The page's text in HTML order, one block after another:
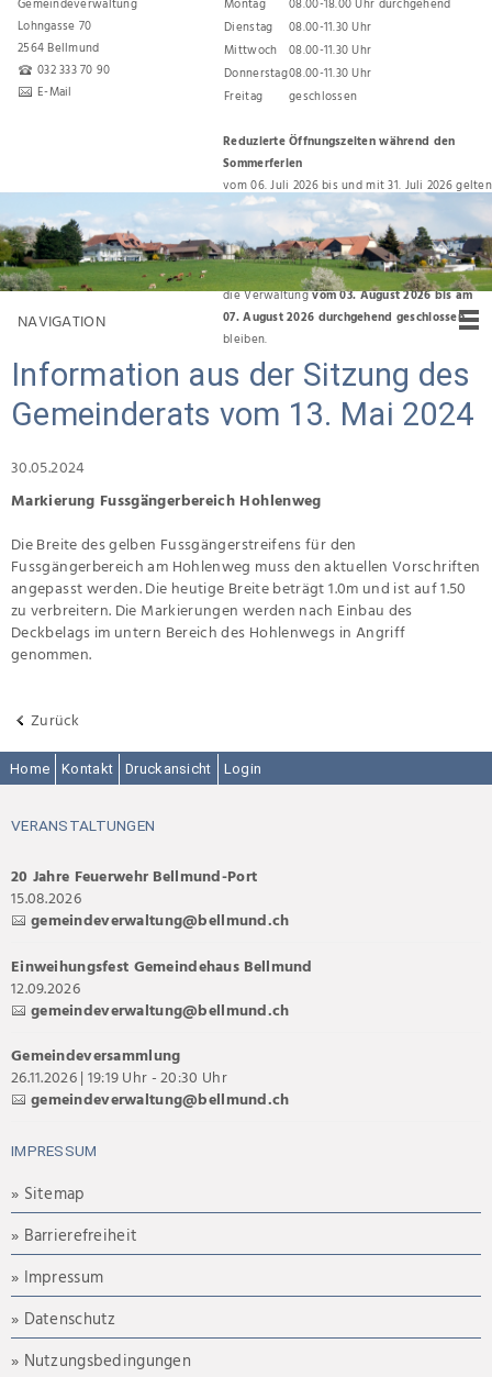
Lohngasse 70
2564 Bellmund
032 333 70 90
E-Mail
Dienstag
08.00-11.30 Uhr
Mittwoch
08.00-11.30 Uhr
Donnerstag08.00-11.30 Uhr
Freitag
geschlossen
Reduzierte Öffnungszeiten während den
Sommerferien
vom 06. Juli 2026 bis und mit 31. Juli 2026 gelten
folgende Öffnungszeiten:
Montag, Dienstag, Donnerstag 08.00 Uhr bis
11.30 Uhr
Für den Umzug zurück ins Gemeindehaus wird
die Verwaltungvom 03. August 2026 bis am
07. August 2026 durchgehend geschlossen
bleiben.
NAVIGATION
Information aus der Sitzung des
Gemeinderats vom 13. Mai 2024
30.05.2024
Markierung Fussgängerbereich Hohlenweg
Die Breite des gelben Fussgängerstreifens für den
Fussgängerbereich am Hohlenweg muss den aktuellen Vorschriften
angepasst werden. Die heutige Breite beträgt 1.0m und ist auf 1.50
zu verbreitern. Die Markierungen werden nach Einbau des
Deckbelags im untern Bereich des Hohlenwegs in Angriff
genommen.
Zurück
Home Kontakt Druckansicht Login
VERANSTALTUNGEN
20 Jahre Feuerwehr Bellmund-Port
15.08.2026
gemeindeverwaltung@bellmund.ch
Einweihungsfest Gemeindehaus Bellmund
12.09.2026
gemeindeverwaltung@bellmund.ch
Gemeindeversammlung
26.11.2026 | 19:19 Uhr - 20:30 Uhr
gemeindeverwaltung@bellmund.ch
IMPRESSUM
» Sitemap
» Barrierefreiheit
» Impressum
» Datenschutz
» Nutzungsbedingungen